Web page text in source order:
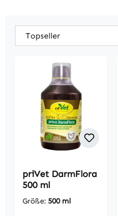
priVet DarmFlora
500 ml
Größe: 500 ml